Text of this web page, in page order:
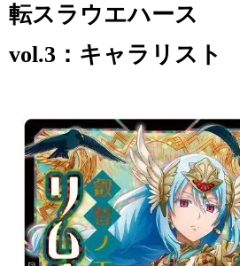
転スラウエハース
vol.3：キャラリスト